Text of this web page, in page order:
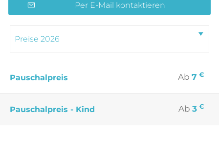
Per E-Mail kontaktieren
Pauschalpreis Ab 7 €
Pauschalpreis - Kind Ab 3 €